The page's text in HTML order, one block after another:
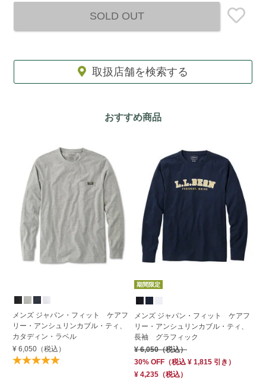
SOLD OUT
取扱店舗を検索する
おすすめ商品
メンズ ジャパン・フィット ケアフ
リー・アンシュリンカブル・ティ、
カタディン・ラベル
¥ 6,050（税込）
期間限定
メンズ ジャパン・フィット ケアフ
リー・アンシュリンカブル・ティ、
長袖 グラフィック
¥ 6,050（税込）
30% OFF （税込 ¥ 1,815 引き）
¥ 4,235 （税込）